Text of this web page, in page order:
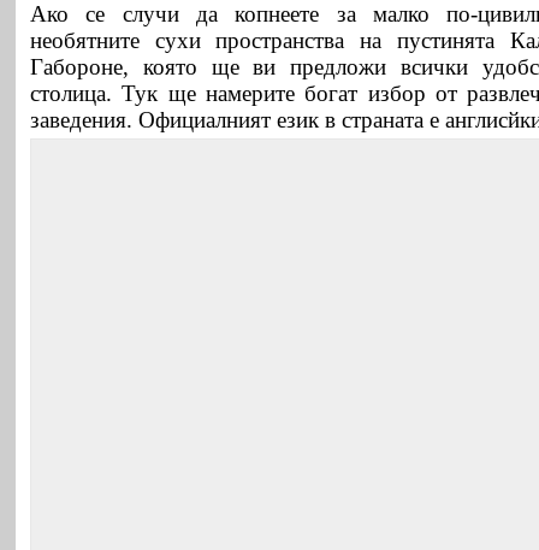
Ако се случи да копнеете за малко по-
необятните сухи пространства на пустинята
Габороне, която ще ви предложи всички
столица. Тук ще намерите богат избор от
заведения. Официалният език в страната е